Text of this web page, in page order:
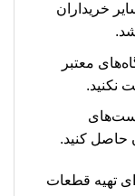
خریداران
معتبر
نکنید.
حاصل کنید.
تهیه قطعات